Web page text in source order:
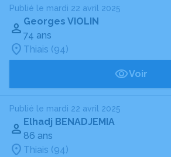
Publié le mardi 22 avril 2025
Georges VIOLIN
74 ans
Thiais (94)
Voir
Publié le mardi 22 avril 2025
Elhadj BENADJEMIA
86 ans
Thiais (94)